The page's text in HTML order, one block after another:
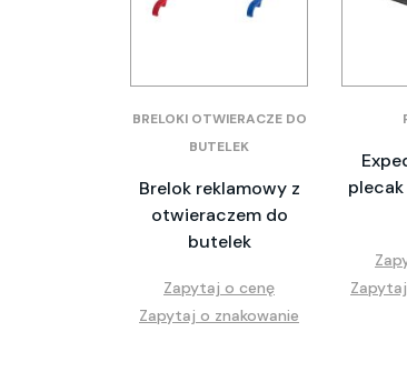
BRELOKI OTWIERACZE DO
BUTELEK
Brelok reklamowy z
otwieraczem do
butelek
Zapytaj o cenę
Zapytaj o znakowanie